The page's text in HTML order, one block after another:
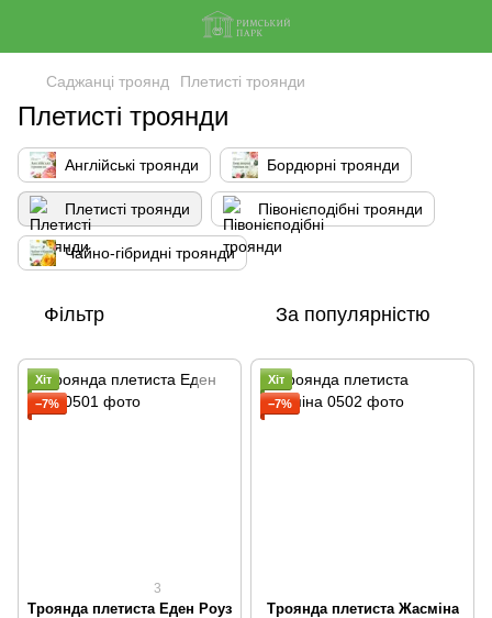
Саджанці троянд Плетисті троянди
Плетисті троянди
Англійські троянди Бордюрні троянди
Плетисті троянди Півонієподібні троянди
Чайно-гібридні троянди
Фільтр За популярністю
Хіт
−7%
3
Троянда плетиста Еден Роуз
Хіт
−7%
Троянда плетиста Жасміна